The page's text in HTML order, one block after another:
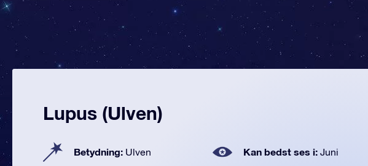
Lupus (Ulven)
Betydning: Ulven Kan bedst ses i: Juni